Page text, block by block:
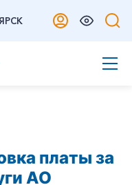
платы за
АО